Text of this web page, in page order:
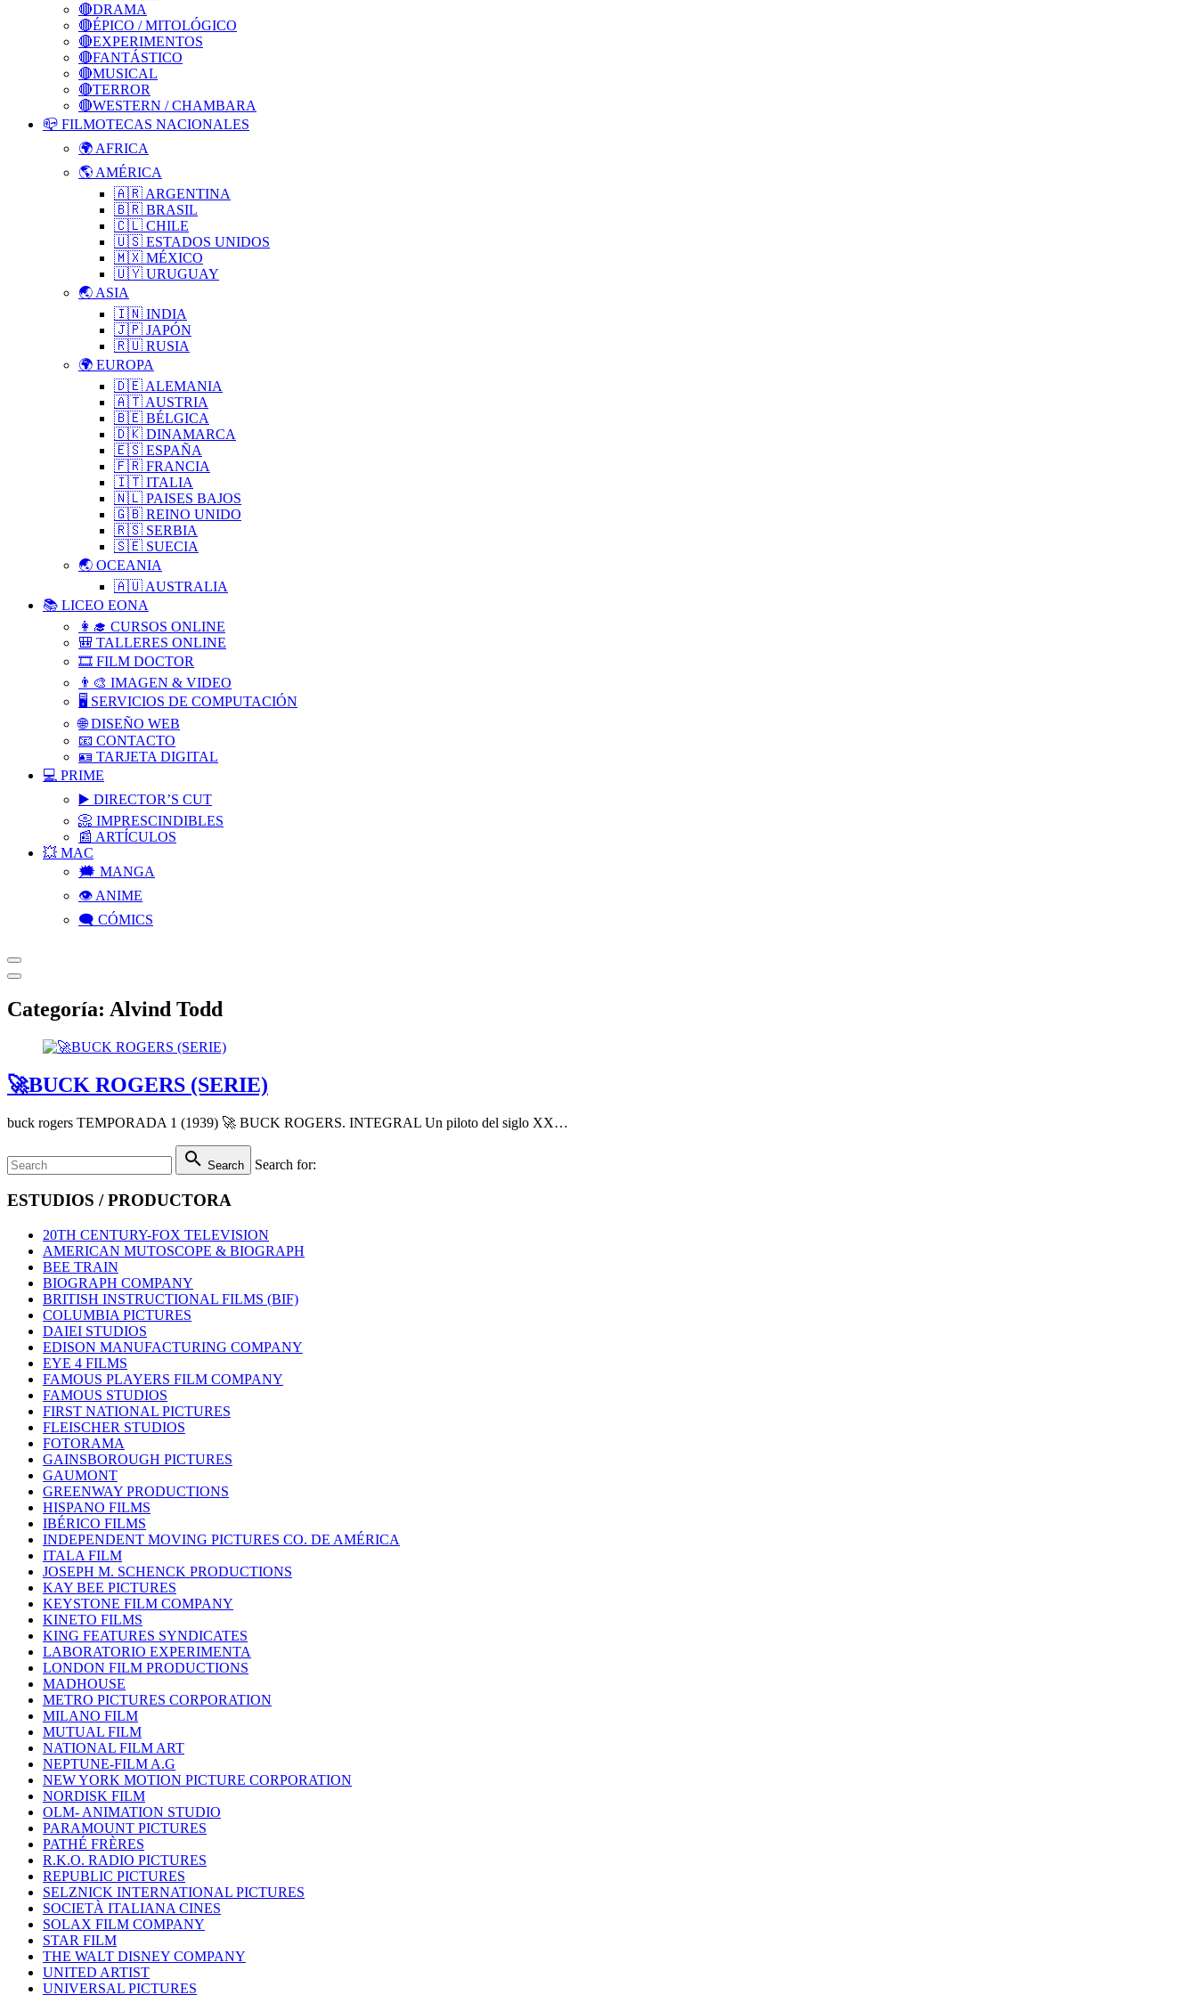
🔴DRAMA
🔴ÉPICO / MITOLÓGICO
🔴EXPERIMENTOS
🔴FANTÁSTICO
🔴MUSICAL
🔴TERROR
🔴WESTERN / CHAMBARA
📪 FILMOTECAS NACIONALES
🌍 AFRICA
🌎 AMÉRICA
🇦🇷 ARGENTINA
🇧🇷 BRASIL
🇨🇱 CHILE
🇺🇸 ESTADOS UNIDOS
🇲🇽 MÉXICO
🇺🇾 URUGUAY
🌏 ASIA
🇮🇳 INDIA
🇯🇵 JAPÓN
🇷🇺 RUSIA
🌍 EUROPA
🇩🇪 ALEMANIA
🇦🇹 AUSTRIA
🇧🇪 BÉLGICA
🇩🇰 DINAMARCA
🇪🇸 ESPAÑA
🇫🇷 FRANCIA
🇮🇹 ITALIA
🇳🇱 PAISES BAJOS
🇬🇧 REINO UNIDO
🇷🇸 SERBIA​
🇸🇪 SUECIA
🌏 OCEANIA
🇦🇺 AUSTRALIA
📚 LICEO EONA
👩‍🎓 CURSOS ONLINE
🎒 TALLERES ONLINE
🎞️ FILM DOCTOR
👨‍🎨 IMAGEN & VIDEO
🖥️ SERVICIOS DE COMPUTACIÓN
🌐 DISEÑO WEB
📧 CONTACTO
🪪 TARJETA DIGITAL
💻 PRIME
▶️ DIRECTOR’S CUT
📀 IMPRESCINDIBLES
📰 ARTÍCULOS
💥 MAC
🗯 MANGA
👁️ ANIME
🗨 CÓMICS
Categoría: Alvind Todd
🚀BUCK ROGERS (SERIE)
buck rogers TEMPORADA 1 (1939) 🚀 BUCK ROGERS. INTEGRAL Un piloto del siglo XX…
Search Search for:
ESTUDIOS / PRODUCTORA
20TH CENTURY-FOX TELEVISION
AMERICAN MUTOSCOPE & BIOGRAPH
BEE TRAIN
BIOGRAPH COMPANY
BRITISH INSTRUCTIONAL FILMS (BIF)
COLUMBIA PICTURES
DAIEI STUDIOS
EDISON MANUFACTURING COMPANY
EYE 4 FILMS
FAMOUS PLAYERS FILM COMPANY
FAMOUS STUDIOS
FIRST NATIONAL PICTURES
FLEISCHER STUDIOS
FOTORAMA
GAINSBOROUGH PICTURES
GAUMONT
GREENWAY PRODUCTIONS
HISPANO FILMS
IBÉRICO FILMS
INDEPENDENT MOVING PICTURES CO. DE AMÉRICA
ITALA FILM
JOSEPH M. SCHENCK PRODUCTIONS
KAY BEE PICTURES
KEYSTONE FILM COMPANY
KINETO FILMS
KING FEATURES SYNDICATES
LABORATORIO EXPERIMENTA
LONDON FILM PRODUCTIONS
MADHOUSE
METRO PICTURES CORPORATION
MILANO FILM
MUTUAL FILM
NATIONAL FILM ART
NEPTUNE-FILM A.G
NEW YORK MOTION PICTURE CORPORATION
NORDISK FILM
OLM- ANIMATION STUDIO
PARAMOUNT PICTURES
PATHÉ FRÈRES
R.K.O. RADIO PICTURES
REPUBLIC PICTURES
SELZNICK INTERNATIONAL PICTURES
SOCIETÀ ITALIANA CINES
SOLAX FILM COMPANY
STAR FILM
THE WALT DISNEY COMPANY
UNITED ARTIST
UNIVERSAL PICTURES